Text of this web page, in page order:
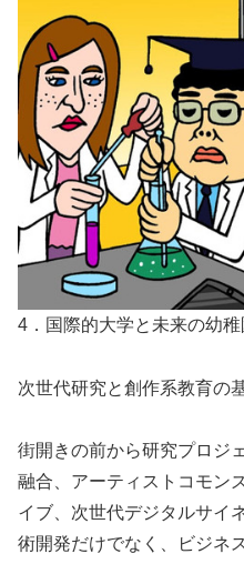
4．国際的大学と未来の幼稚
次世代研究と創作系教育の
街開きの前から研究プロジ
融合、アーティストコモン
イブ、次世代デジタルサイ
術開発だけでなく、ビジネ